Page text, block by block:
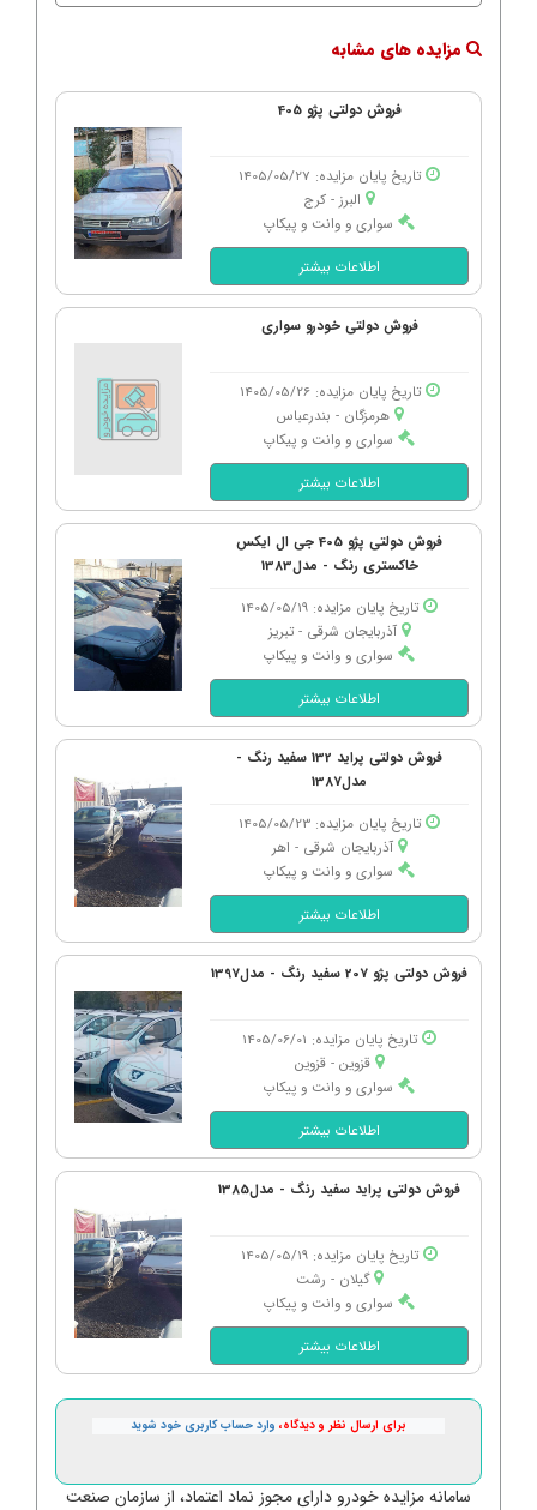
مزایده های مشابه
فروش دولتی پژو 405
تاریخ پایان مزایده: 1405/05/27
البرز - كرج
سواری و وانت و پیکاپ
اطلاعات بیشتر
فروش دولتی خودرو سواری
تاریخ پایان مزایده: 1405/05/26
هرمزگان - بندرعباس
سواری و وانت و پیکاپ
اطلاعات بیشتر
فروش دولتی پژو 405 جی ال ایکس
خاکستری رنگ - مدل1383
تاریخ پایان مزایده: 1405/05/19
آذربایجان شرقی - تبریز
سواری و وانت و پیکاپ
اطلاعات بیشتر
فروش دولتی پراید 132 سفید رنگ -
مدل1387
تاریخ پایان مزایده: 1405/05/23
آذربایجان شرقی - اهر
سواری و وانت و پیکاپ
اطلاعات بیشتر
فروش دولتی پژو 207 سفید رنگ - مدل1397
تاریخ پایان مزایده: 1405/06/01
قزوین - قزوین
سواری و وانت و پیکاپ
اطلاعات بیشتر
فروش دولتی پراید سفید رنگ - مدل1385
تاریخ پایان مزایده: 1405/05/19
گیلان - رشت
سواری و وانت و پیکاپ
اطلاعات بیشتر
برای ارسال نظر و دیدگاه، وارد حساب کاربری خود شوید
سامانه مزایده خودرو دارای مجوز نماد اعتماد، از سازمان صنعت